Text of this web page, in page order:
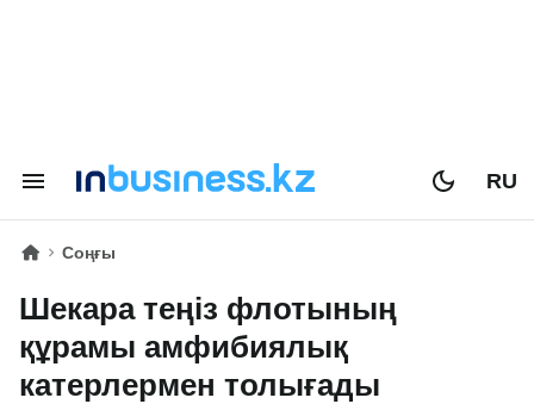
RU
Соңғы
Шекара теңіз флотының
құрамы амфибиялық
катерлермен толығады